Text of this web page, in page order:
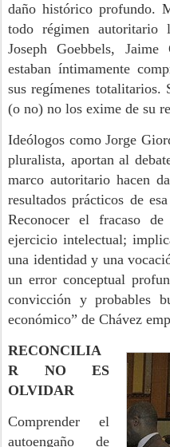
daño histórico profundo.
todo régimen autoritario
Joseph Goebbels,
estaban íntimamente
sus regímenes totalitarios.
(o no) no los exime de su
Ideólogos como Jorge
pluralista, aportan al
marco autoritario hacen
resultados prácticos de
Reconocer el fracaso
ejercicio intelectual;
una identidad y una
un error conceptual
convicción y probables
económico” de Chávez
RECONCILIA
R NO ES
OLVIDAR
Comprender el
autoengaño de